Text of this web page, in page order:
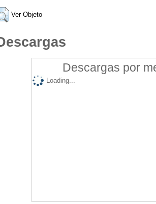
Ver Objeto
Descargas por
Loading...